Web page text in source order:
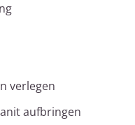
verlegen
aufbringen